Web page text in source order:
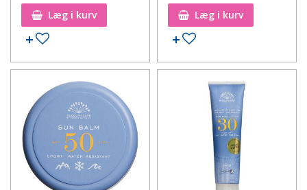
Læg i kurv
Tilføj til ønskeseddel
Læg i kurv
Tilføj til ønskeseddel